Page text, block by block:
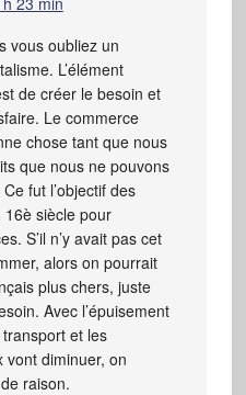
vous oubliez un
L’élément
de créer le besoin et
Le commerce
chose tant que nous
que nous ne pouvons
fut l’objectif des
siècle pour
S’il n’y avait pas cet
alors on pourrait
plus chers, juste
Avec l’épuisement
et les
vont diminuer, on
raison.